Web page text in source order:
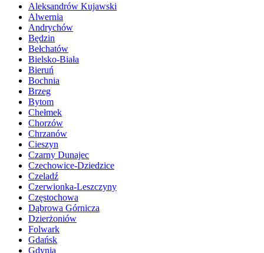
Aleksandrów Kujawski
Alwernia
Andrychów
Będzin
Bełchatów
Bielsko-Biała
Bieruń
Bochnia
Brzeg
Bytom
Chełmek
Chorzów
Chrzanów
Cieszyn
Czarny Dunajec
Czechowice-Dziedzice
Czeladź
Czerwionka-Leszczyny
Częstochowa
Dąbrowa Górnicza
Dzierżoniów
Folwark
Gdańsk
Gdynia